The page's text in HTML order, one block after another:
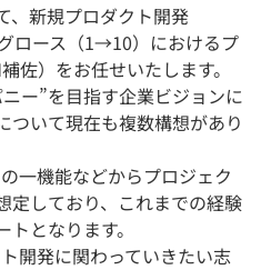
、新規プロダクト開発
ロース（1→10）におけるプ
佐）をお任せいたします。
ー”を目指す企業ビジョンに
ついて現在も複数構想があり
一機能などからプロジェク
定しており、これまでの経験
となります。
開発に関わっていきたい志